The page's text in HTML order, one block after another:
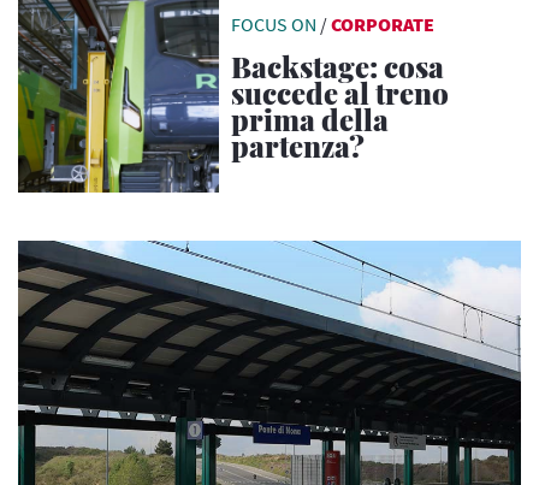
FOCUS ON /CORPORATE
Backstage: cosa
succede al treno
prima della
partenza?